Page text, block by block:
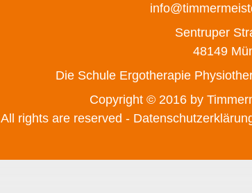
Sentruper
48149
Die Schule Ergotherapie
Copyright © 2016 by
All rights are reserved -